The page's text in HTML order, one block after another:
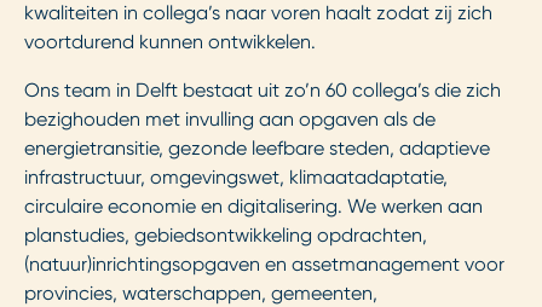
kwaliteiten in collega’s naar voren haalt zodat zij zich
voortdurend kunnen ontwikkelen.
Ons team in Delft bestaat uit zo’n 60 collega’s die zich
bezighouden met invulling aan opgaven als de
energietransitie, gezonde leefbare steden, adaptieve
infrastructuur, omgevingswet, klimaatadaptatie,
circulaire economie en digitalisering. We werken aan
planstudies, gebiedsontwikkeling opdrachten,
(natuur)inrichtingsopgaven en assetmanagement voor
provincies, waterschappen, gemeenten,